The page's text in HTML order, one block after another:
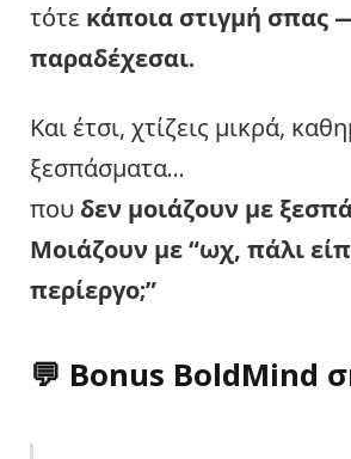
τότε κάποια στιγμή σπας
παραδέχεσαι.
Και έτσι, χτίζεις μικρά,
ξεσπάσματα…
που δεν μοιάζουν με
Μοιάζουν με “ωχ, πάλι
περίεργο;”
💬 Bonus BoldMind